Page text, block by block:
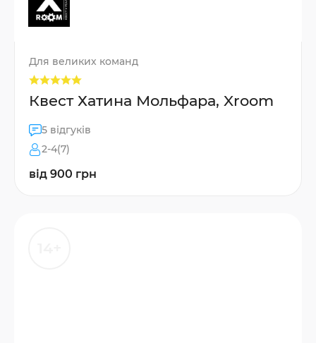
Для великих команд
Квест Хатина Мольфара, Xroom
5 відгуків
2-4(7)
від 900 грн